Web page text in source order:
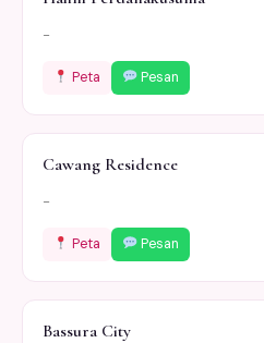
-
Peta Pesan
Cawang Residence
-
Peta Pesan
Bassura City